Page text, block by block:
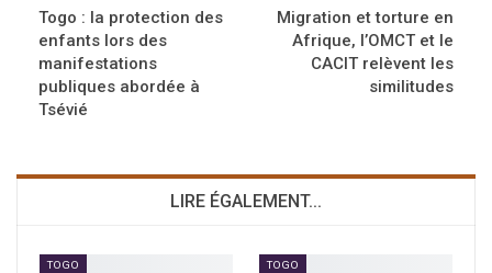
Togo : la protection des
enfants lors des
manifestations
publiques abordée à
Tsévié
Migration et torture en
Afrique, l’OMCT et le
CACIT relèvent les
similitudes
LIRE ÉGALEMENT...
TOGO TOGO